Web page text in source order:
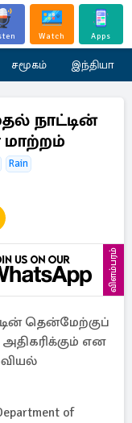
Watch Apps
சமூகம் இந்தியா
நாட்டின்
Rain
விளம்பரம்
தென்மேற்குப்
என
of